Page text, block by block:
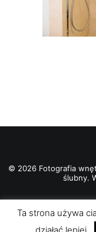
© 2026 Fotografia
ślubny.
Ta strona używa